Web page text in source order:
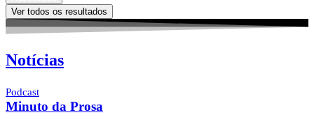
Ver todos os resultados
Notícias
Podcast
Minuto da Prosa